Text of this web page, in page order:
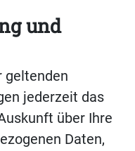
und
geltenden
jederzeit das
über Ihre
Daten,